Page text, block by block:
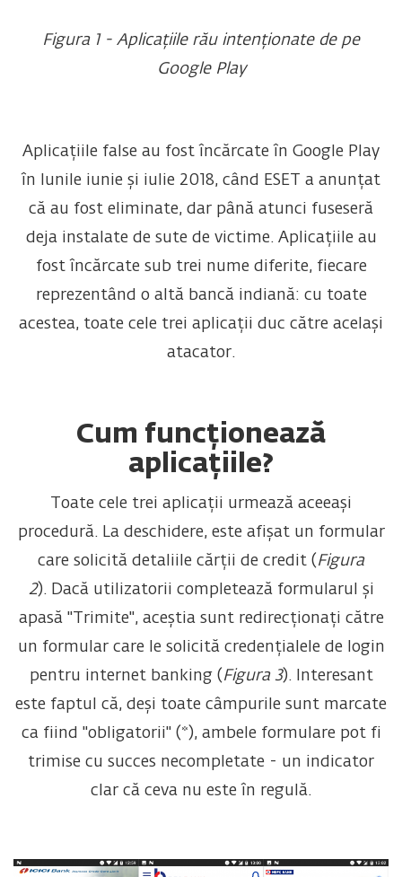
Figura 1 - Aplicațiile rău intenționate de pe
Google Play
Aplicațiile false au fost încărcate în Google Play
în lunile iunie și iulie 2018, când ESET a anunțat
că au fost eliminate, dar până atunci fuseseră
deja instalate de sute de victime. Aplicațiile au
fost încărcate sub trei nume diferite, fiecare
reprezentând o altă bancă indiană: cu toate
acestea, toate cele trei aplicații duc către același
atacator.
Cum funcționează
aplicațiile?
Toate cele trei aplicații urmează aceeași
procedură. La deschidere, este afișat un formular
care solicită detaliile cărții de credit ( Figura
2). Dacă utilizatorii completează formularul și
apasă "Trimite", aceștia sunt redirecționați către
un formular care le solicită credențialele de login
pentru internet banking ( Figura 3). Interesant
este faptul că, deși toate câmpurile sunt marcate
ca fiind "obligatorii" (*), ambele formulare pot fi
trimise cu succes necompletate - un indicator
clar că ceva nu este în regulă.